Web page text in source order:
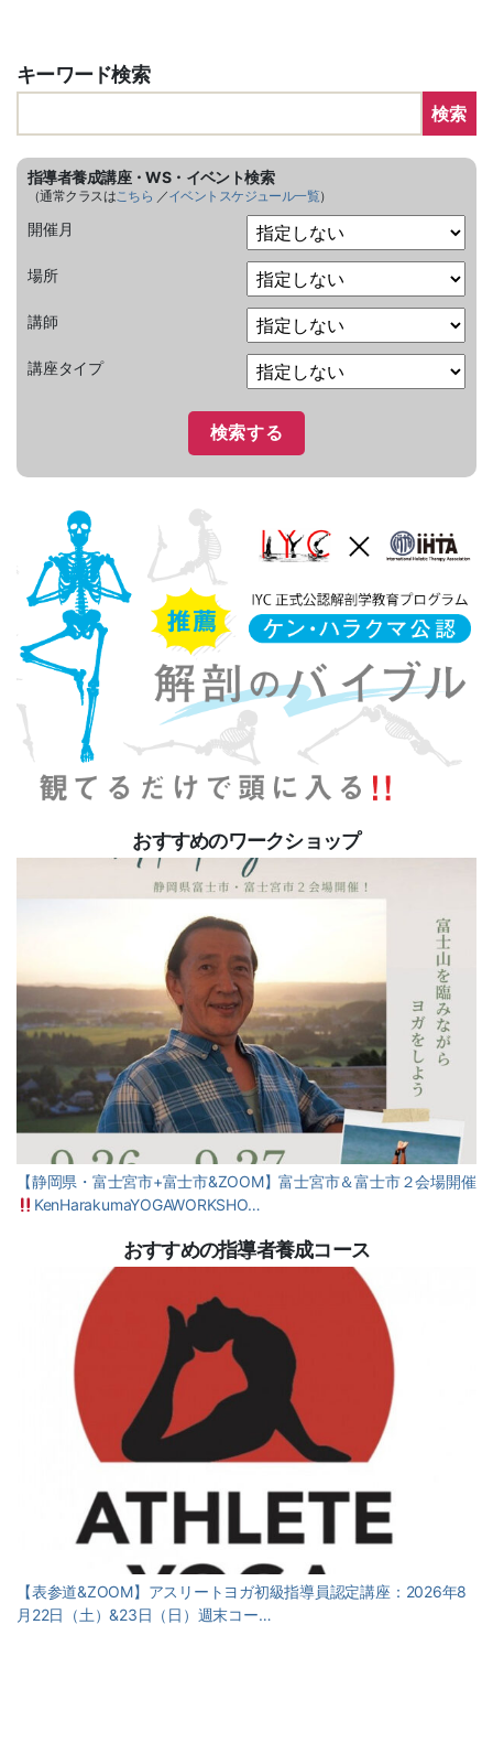
キーワード検索
検索
指導者養成講座・WS・イベント検索
（通常クラスはこちら ／イベントスケジュール一覧）
開催月
場所
講師
講座タイプ
おすすめのワークショップ
【静岡県・富士宮市+富士市&ZOOM】富士宮市＆富士市２会場開催
KenHarakumaYOGAWORKSHO…
おすすめの指導者養成コース
【表参道&ZOOM】アスリートヨガ初級指導員認定講座：2026年8
月22日（土）&23日（日）週末コー…